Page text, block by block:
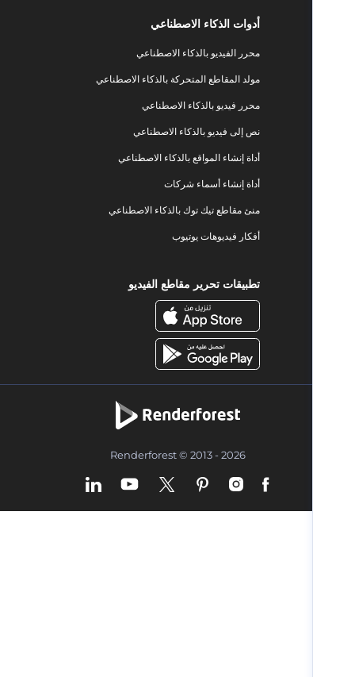
أدوات الذكاء الاصطناعي
محرر الفيديو بالذكاء الاصطناعي
مولد المقاطع المتحركة بالذكاء الاصطناعي
محرر فيديو بالذكاء الاصطناعي
نص إلى فيديو بالذكاء الاصطناعي
أداة إنشاء المواقع بالذكاء الاصطناعي
أداة إنشاء أسماء شركات
منئ مقاطع تيك توك بالذكاء الاصطناعي
أفكار فيديوهات يوتيوب
تطبيقات تحرير مقاطع الفيديو
Renderforest © 2013 - 2026